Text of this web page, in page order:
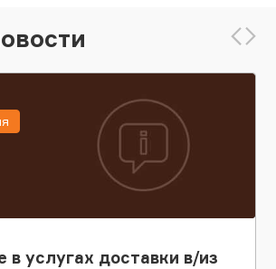
в услугах доставки в/из